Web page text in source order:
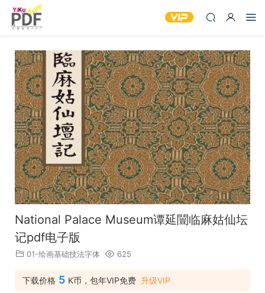
National Palace Museum谭延闓临麻姑仙坛
记pdf电子版
01-绘画基础技法字体 625
下载价格 5 K币，包年VIP免费 升级VIP